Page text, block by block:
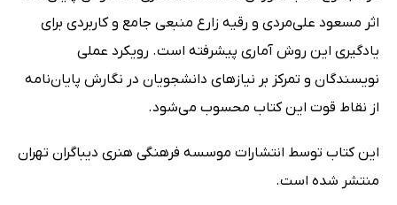
اثر مسعود علی‌مردی و رقیه زارع منبعی جامع و کاربردی برای
یادگیری این روش آماری پیشرفته است. رویکرد عملی
نویسندگان و تمرکز بر نیازهای دانشجویان در نگارش پایان‌نامه
از نقاط قوت این کتاب محسوب می‌شود.
این کتاب توسط انتشارات موسسه فرهنگی هنری دیباگران تهران
منتشر شده است.